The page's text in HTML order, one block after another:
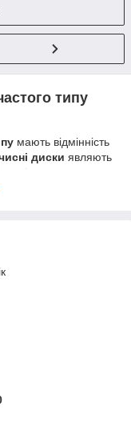
типу
мають відмінність
диски являють
пелюстки
операціях на
круги